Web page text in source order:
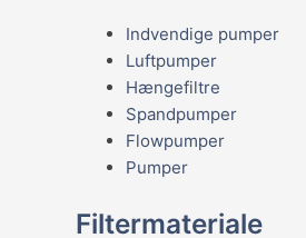
Indvendige pumper
Luftpumper
Hængefiltre
Spandpumper
Flowpumper
Pumper
Filtermateriale